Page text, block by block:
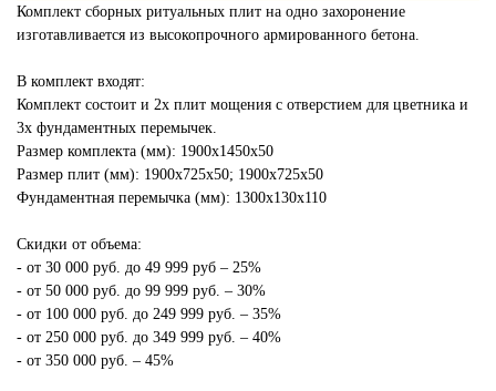
Комплект сборных ритуальных плит на одно захоронение
изготавливается из высокопрочного армированного бетона.
В комплект входят:
Комплект состоит и 2х плит мощения с отверстием для цветника и
3х фундаментных перемычек.
Размер комплекта (мм): 1900х1450х50
Размер плит (мм): 1900х725х50; 1900х725х50
Фундаментная перемычка (мм): 1300х130х110
Скидки от объема:
- от 30 000 руб. до 49 999 руб – 25%
- от 50 000 руб. до 99 999 руб. – 30%
- от 100 000 руб. до 249 999 руб. – 35%
- от 250 000 руб. до 349 999 руб. – 40%
- от 350 000 руб. – 45%